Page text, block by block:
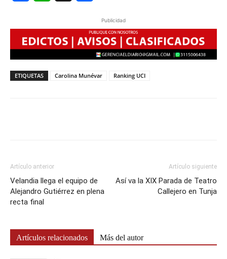
Publicidad
ETIQUETAS Carolina Munévar Ranking UCI
Artículo anterior
Velandia llega el equipo de
Alejandro Gutiérrez en plena
recta final
Artículo siguiente
Así va la XIX Parada de Teatro
Callejero en Tunja
Artículos relacionados Más del autor